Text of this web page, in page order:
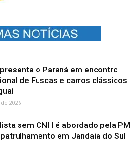
o Paraná em encontro
de Fuscas e carros clássicos
2026
sem CNH é abordado pela PM
em Jandaia do Sul